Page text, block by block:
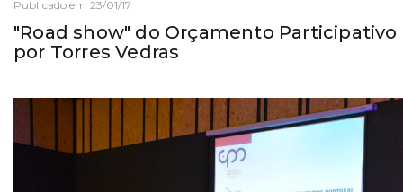
Publicado em 23/01/17
"Road show" do Orçamento
por Torres Vedras